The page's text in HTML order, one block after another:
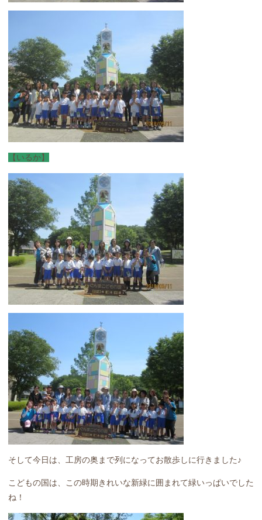
【いるか】
そして今日は、工房の奥まで列になってお散歩しに行きました♪
こどもの国は、この時期きれいな新緑に囲まれて緑いっぱいでした
ね！